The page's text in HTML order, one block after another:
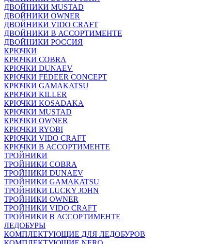
ДВОЙНИКИ MUSTAD
ДВОЙНИКИ OWNER
ДВОЙНИКИ VIDO CRAFT
ДВОЙНИКИ В АССОРТИМЕНТЕ
ДВОЙНИКИ РОССИЯ
КРЮЧКИ
КРЮЧКИ COBRA
КРЮЧКИ DUNAEV
КРЮЧКИ FEDEER CONCEPT
КРЮЧКИ GAMAKATSU
КРЮЧКИ KILLER
КРЮЧКИ KOSADAKA
КРЮЧКИ MUSTAD
КРЮЧКИ OWNER
КРЮЧКИ RYOBI
КРЮЧКИ VIDO CRAFT
КРЮЧКИ В АССОРТИМЕНТЕ
ТРОЙНИКИ
ТРОЙНИКИ COBRA
ТРОЙНИКИ DUNAEV
ТРОЙНИКИ GAMAKATSU
ТРОЙНИКИ LUCKY JOHN
ТРОЙНИКИ OWNER
ТРОЙНИКИ VIDO CRAFT
ТРОЙНИКИ В АССОРТИМЕНТЕ
ЛЕДОБУРЫ
КОМПЛЕКТУЮЩИЕ ДЛЯ ЛЕДОБУРОВ